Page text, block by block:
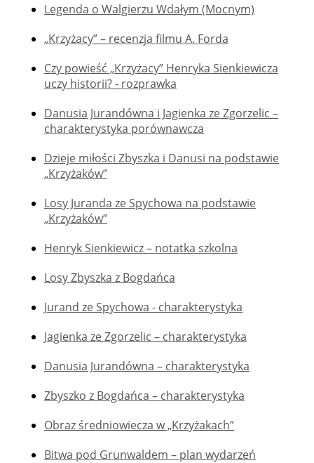
Legenda o Walgierzu Wdałym (Mocnym)
„Krzyżacy” – recenzja filmu A. Forda
Czy powieść „Krzyżacy” Henryka Sienkiewicza
uczy historii? - rozprawka
Danusia Jurandówna i Jagienka ze Zgorzelic –
charakterystyka porównawcza
Dzieje miłości Zbyszka i Danusi na podstawie
„Krzyżaków”
Losy Juranda ze Spychowa na podstawie
„Krzyżaków”
Henryk Sienkiewicz – notatka szkolna
Losy Zbyszka z Bogdańca
Jurand ze Spychowa - charakterystyka
Jagienka ze Zgorzelic – charakterystyka
Danusia Jurandówna – charakterystyka
Zbyszko z Bogdańca – charakterystyka
Obraz średniowiecza w „Krzyżakach”
Bitwa pod Grunwaldem – plan wydarzeń